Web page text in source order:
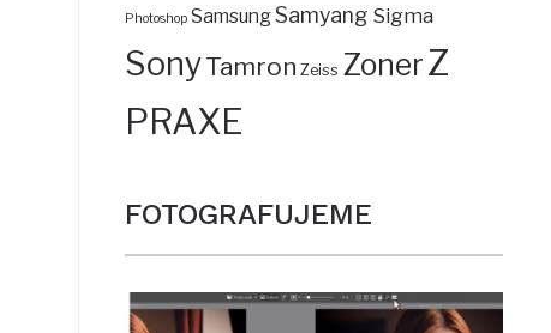
Photoshop SamsungSamyang Sigma
SonyTamron Zeiss ZonerZ
PRAXE
FOTOGRAFUJEME